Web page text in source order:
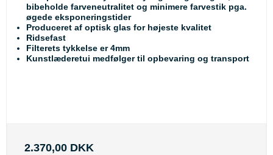
bibeholde farveneutralitet og minimere farvestik pga.
øgede eksponeringstider
Produceret af optisk glas for højeste kvalitet
Ridsefast
Filterets tykkelse er 4mm
Kunstlæderetui medfølger til opbevaring og transport
2.370,00 DKK